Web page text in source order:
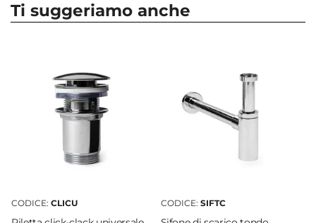
Altezza
Cuki
Struttura
Opaca
Frontale
Ti suggeriamo anche
CODICE: CLICU CODICE: SIFTC